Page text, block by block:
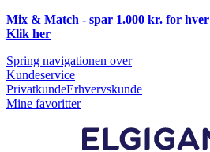
Mix & Match - spar 1.000 kr. for
Klik her
Spring navigationen over
Kundeservice
PrivatkundeErhvervskunde
Mine favoritter